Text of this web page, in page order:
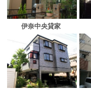
伊奈中央貸家